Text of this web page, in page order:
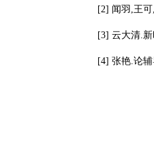
[2] 闻羽,王
[3] 云大清.
[4] 张艳.论